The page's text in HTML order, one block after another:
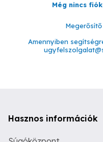
Még nincs
Amennyiben
Hasznos információk